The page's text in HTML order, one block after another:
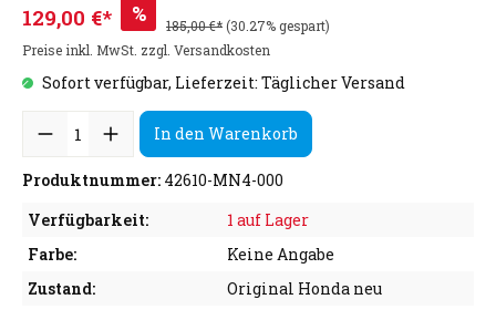
129,00 €* % 185,00 €*(30.27% gespart)
Preise inkl. MwSt. zzgl. Versandkosten
Sofort verfügbar, Lieferzeit: Täglicher Versand
In den Warenkorb
Produktnummer: 42610-MN4-000
Verfügbarkeit:
1 auf Lager
Farbe:
Keine Angabe
Zustand:
Original Honda neu